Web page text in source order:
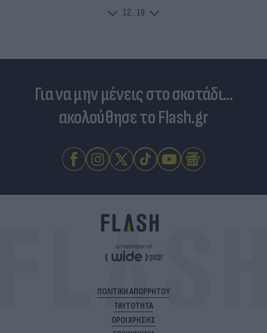
12...19
Για να μην μένεις στο σκοτάδι...
ακολούθησε το Flash.gr
ΠΟΛΙΤΙΚΗ ΑΠΟΡΡΗΤΟΥ
ΤΑΥΤΟΤΗΤΑ
ΟΡΟΙ ΧΡΗΣΗΣ